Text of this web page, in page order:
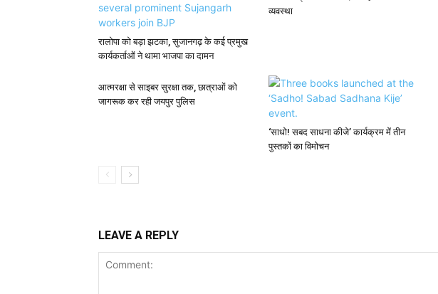
रालोपा को बड़ा झटका, सुजानगढ़ के कई प्रमुख
कार्यकर्ताओं ने थामा भाजपा का दामन
व्यवस्था
आत्मरक्षा से साइबर सुरक्षा तक, छात्राओं को
जागरूक कर रही जयपुर पुलिस
‘साधो! सबद साधना कीजे’ कार्यक्रम में तीन
पुस्तकों का विमोचन
LEAVE A REPLY